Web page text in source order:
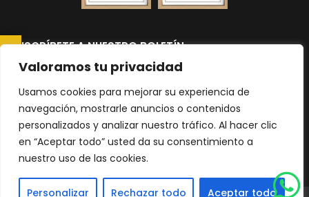
Valoramos tu privacidad
Usamos cookies para mejorar su experiencia de
navegación, mostrarle anuncios o contenidos
personalizados y analizar nuestro tráfico. Al hacer clic
en “Aceptar todo” usted da su consentimiento a
nuestro uso de las cookies.
Personalizar Rechazar todo Aceptar todo
SUSCRÍBETE A NUESTRO BOLETÍN
Suscríbete a nuestro boletín para recibir las últimas noticias y
Please
leave
this
Política de Privacidad